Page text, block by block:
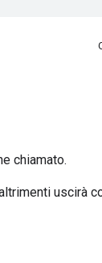
chiamato.
uscirà